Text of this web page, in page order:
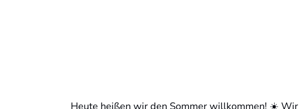
Heute heißen wir den Sommer willkommen! ☀️ Wir